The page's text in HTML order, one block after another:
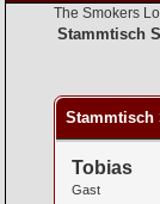
The Smokers
Stammtisch
Stammtisch
Tobias
Gast